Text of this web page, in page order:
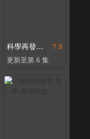
7.9
科學再發現 第六季
更新至第 6 集